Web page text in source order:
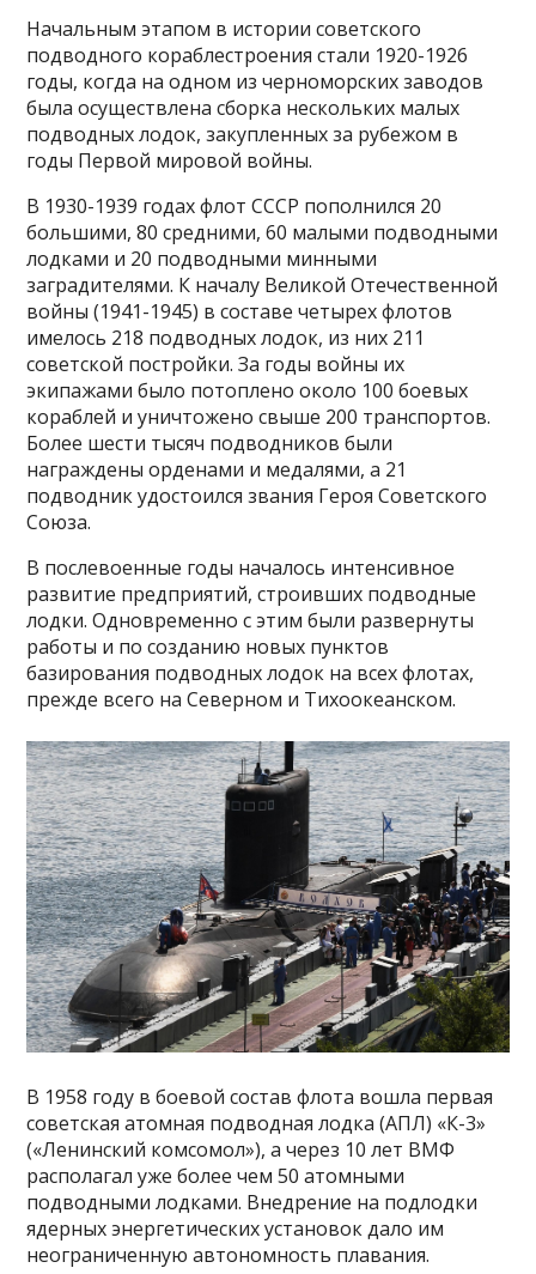
Начальным этапом в истории советского
подводного кораблестроения стали 1920-1926
годы, когда на одном из черноморских заводов
была осуществлена сборка нескольких малых
подводных лодок, закупленных за рубежом в
годы Первой мировой войны.
В 1930-1939 годах флот СССР пополнился 20
большими, 80 средними, 60 малыми подводными
лодками и 20 подводными минными
заградителями. К началу Великой Отечественной
войны (1941-1945) в составе четырех флотов
имелось 218 подводных лодок, из них 211
советской постройки. За годы войны их
экипажами было потоплено около 100 боевых
кораблей и уничтожено свыше 200 транспортов.
Более шести тысяч подводников были
награждены орденами и медалями, а 21
подводник удостоился звания Героя Советского
Союза.
В послевоенные годы началось интенсивное
развитие предприятий, строивших подводные
лодки. Одновременно с этим были развернуты
работы и по созданию новых пунктов
базирования подводных лодок на всех флотах,
прежде всего на Северном и Тихоокеанском.
В 1958 году в боевой состав флота вошла первая
советская атомная подводная лодка (АПЛ) «К-3»
(«Ленинский комсомол»), а через 10 лет ВМФ
располагал уже более чем 50 атомными
подводными лодками. Внедрение на подлодки
ядерных энергетических установок дало им
неограниченную автономность плавания.